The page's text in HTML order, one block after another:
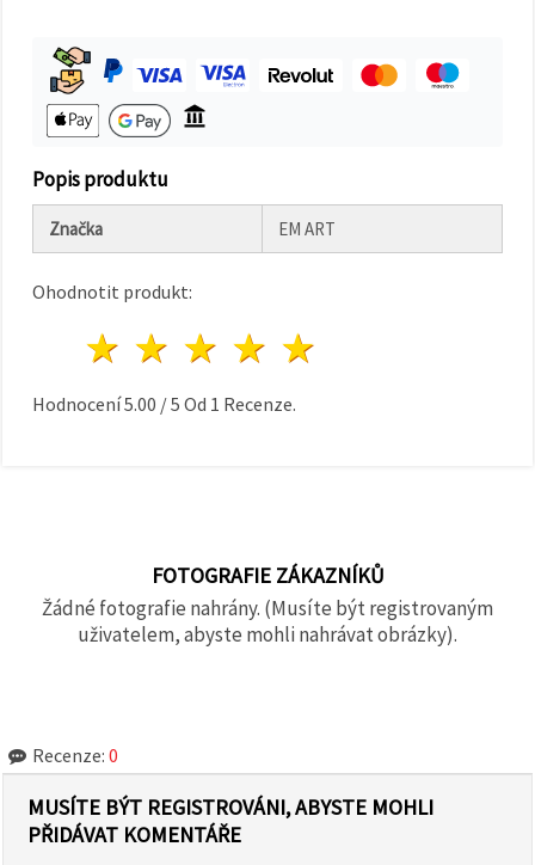
Popis produktu
Značka EM ART
Ohodnotit produkt:
4 hvězdy
3 hvězdy
2 hvězdy
1 hvězda
Hodnocení5.00 /5 Od 1 Recenze.
FOTOGRAFIE ZÁKAZNÍKŮ
Žádné fotografie nahrány. (Musíte být registrovaným
uživatelem, abyste mohli nahrávat obrázky).
Recenze: 0
MUSÍTE BÝT REGISTROVÁNI, ABYSTE MOHLI
PŘIDÁVAT KOMENTÁŘE